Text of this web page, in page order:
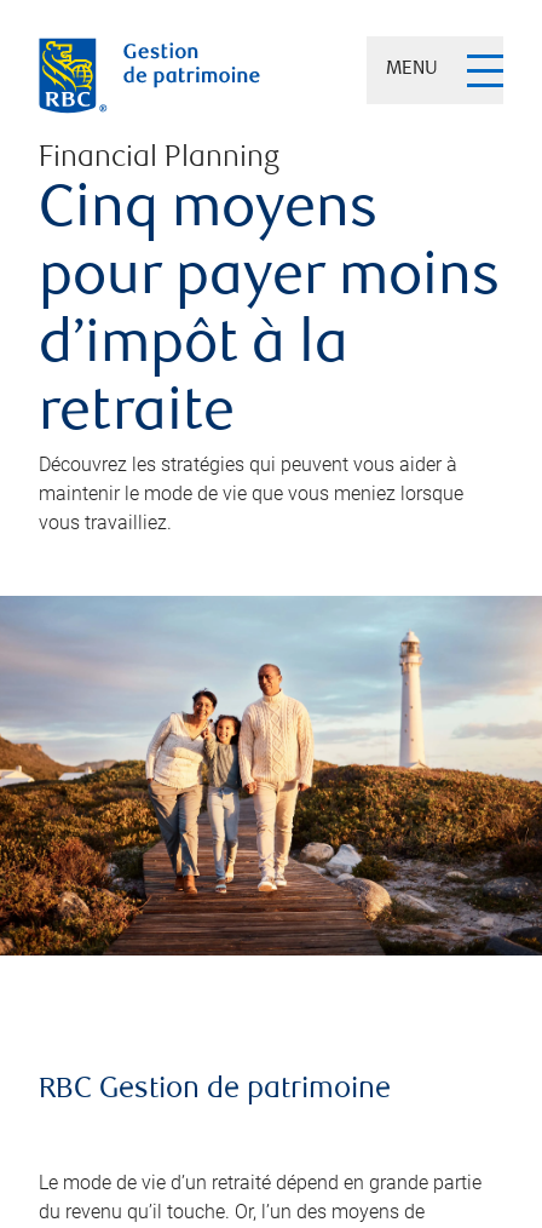
MENU
Financial Planning
Cinq moyens
pour payer moins
d’impôt à la
retraite
Découvrez les stratégies qui peuvent vous aider à
maintenir le mode de vie que vous meniez lorsque
vous travailliez.
RBC Gestion de patrimoine
Le mode de vie d’un retraité dépend en grande partie
du revenu qu’il touche. Or, l’un des moyens de